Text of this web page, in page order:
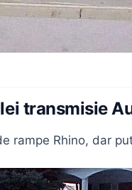
transmisie
rampe Rhino, dar